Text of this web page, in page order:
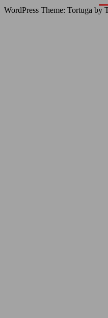
WordPress Theme: Tortuga by